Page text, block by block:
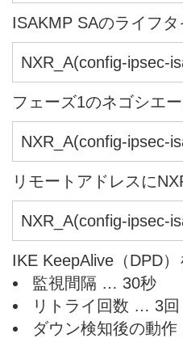
ISAKMP SAのライフタ
NXR_A(config-ipsec-
フェーズ1のネゴシエ
NXR_A(config-ipsec-
リモートアドレスに
NXR_A(config-ipsec-
IKE KeepAlive（DPD
監視間隔 … 30秒
リトライ回数 … 3回
ダウン検知後の動